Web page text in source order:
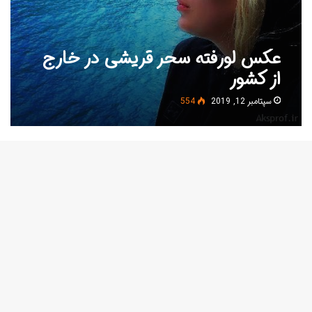
عکس لورفته سحر قریشی در خارج
از کشور
سپتامبر 12, 2019 554